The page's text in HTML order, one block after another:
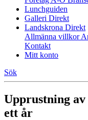
Lunchguiden
Galleri Direkt
Landskrona Direkt
Allmänna villkor
Kontakt
Mitt konto
Sök
Upprustning
ett år